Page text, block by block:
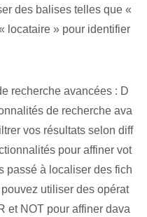
des balises telles que «
locataire » pour identifier
recherche avancées : D
de recherche ava
vos résultats selon diff
pour affiner vot
passé à localiser des fich
utiliser des opérat
et NOT pour affiner dava